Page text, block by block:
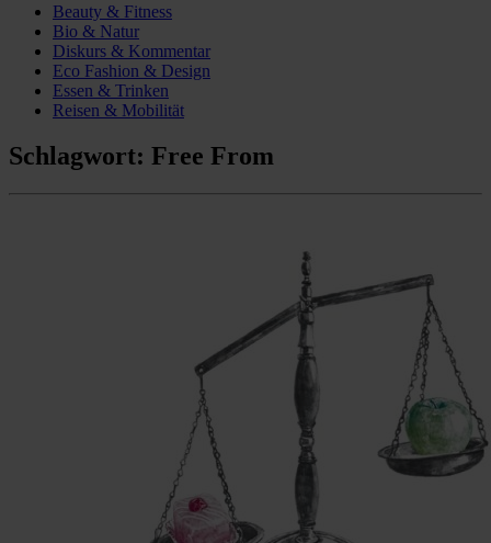
Beauty & Fitness
Bio & Natur
Diskurs & Kommentar
Eco Fashion & Design
Essen & Trinken
Reisen & Mobilität
Schlagwort: Free From